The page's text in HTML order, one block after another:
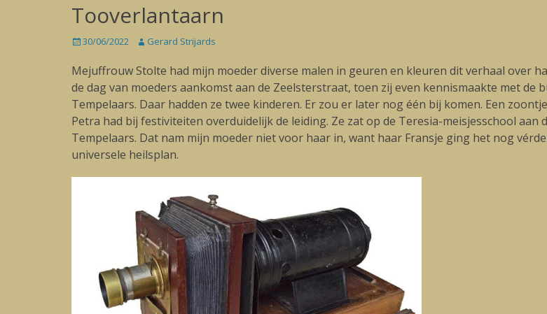
Tooverlantaarn
Posted
30/06/2022 Author
Gerard Strijards
Mejuffrouw Stolte had mijn moeder diverse malen in geuren en kleuren dit verhaal over
de dag van moeders aankomst aan de Zeelsterstraat, toen zij even kennismaakte met de
Tempelaars. Daar hadden ze twee kinderen. Er zou er later nog één bij komen. Een
Petra had bij festiviteiten overduidelijk de leiding. Ze zat op de Teresia-meisjesschool
Tempelaars. Dat nam mijn moeder niet voor haar in, want haar Fransje ging het nog
universele heilsplan.